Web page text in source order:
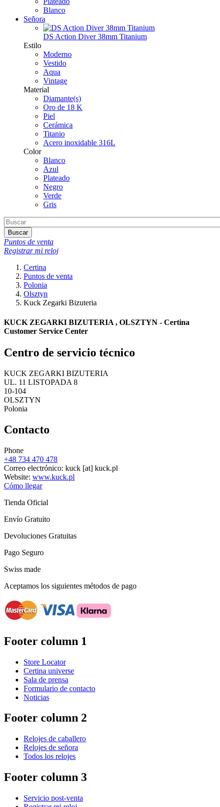
Blanco
Señora
DS Action Diver 38mm Titanium
Estilo
Moderno
Vestido
Aqua
Vintage
Material
Diamante(s)
Oro de 18 K
Piel
Cerámica
Titanio
Acero inoxidable 316L
Color
Blanco
Azul
Plateado
Negro
Verde
Gris
Buscar
Puntos de venta
Registrar mi reloj
Certina
Puntos de venta
Polonia
Olsztyn
Kuck Zegarki Bizuteria
KUCK ZEGARKI BIZUTERIA , OLSZTYN - Certina
Customer Service Center
Centro de servicio técnico
KUCK ZEGARKI BIZUTERIA
UL. 11 LISTOPADA 8
10-104
OLSZTYN
Polonia
Contacto
Phone
+48 734 470 478
Correo electrónico: kuck [at] kuck.pl
Website: www.kuck.pl
Cómo llegar
Tienda Oficial
Envío Gratuito
Devoluciones Gratuitas
Pago Seguro
Swiss made
Aceptamos los siguientes métodos de pago
Footer column 1
Store Locator
Certina universe
Sala de prensa
Formulario de contacto
Noticias
Footer column 2
Relojes de caballero
Relojes de señora
Todos los relojes
Footer column 3
Servicio post-venta